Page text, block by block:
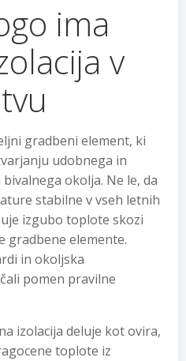
ima
v
gradbeni element, ki
udobnega in
okolja. Ne le, da
stabilne v vseh letnih
izgubo toplote skozi
gradbene elemente.
in okoljska
pomen pravilne
izolacija deluje kot ovira,
toplote iz